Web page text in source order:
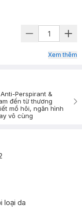
Xem thêm
Perspirant &
đến từ thương
mồ hôi, ngăn hình
vô cùng
loại da